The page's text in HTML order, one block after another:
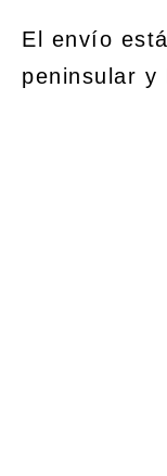
El envío
peninsular y